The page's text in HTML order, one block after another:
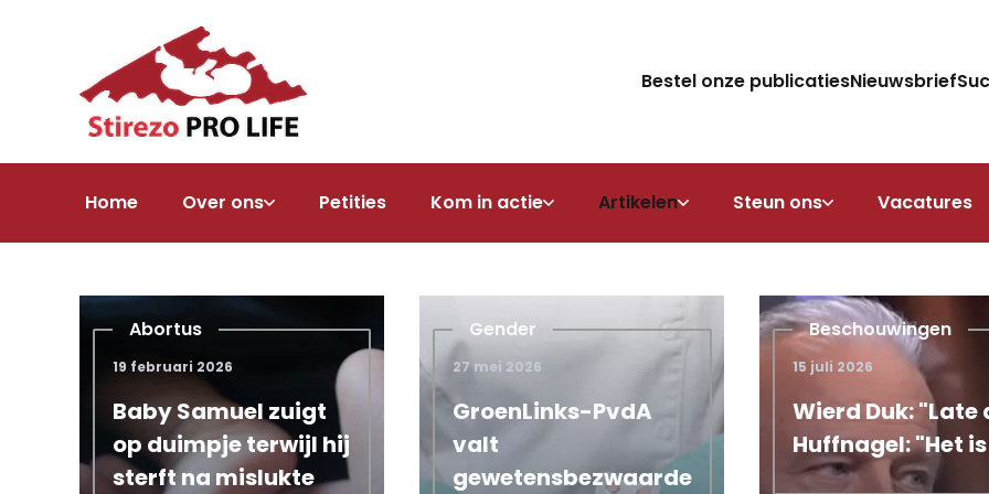
Bestel onze publicatiesNieuwsbrief
Home Over ons Petities Kom in actie Artikelen Steun ons Vacatures
Abortus
19 februari 2026
Baby Samuel zuigt
op duimpje terwijl hij
sterft na mislukte
Gender
27 mei 2026
GroenLinks-PvdA
valt
gewetensbezwaarde
D66
28 januari 2026
Rob Jetten wil een kind via draagmoeder. Critici:
'Baby wordt product'
Beschouwingen
15 juli 2026
Wierd Duk: "Late
Huffnagel: "Het